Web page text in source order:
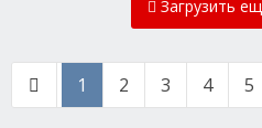
Загрузить
1 2 3 4 5